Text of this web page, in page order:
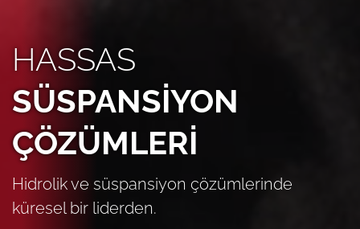
HASSAS
SÜSPANSİYON
ÇÖZÜMLERİ
Hidrolik ve süspansiyon çözümlerinde
küresel bir liderden.